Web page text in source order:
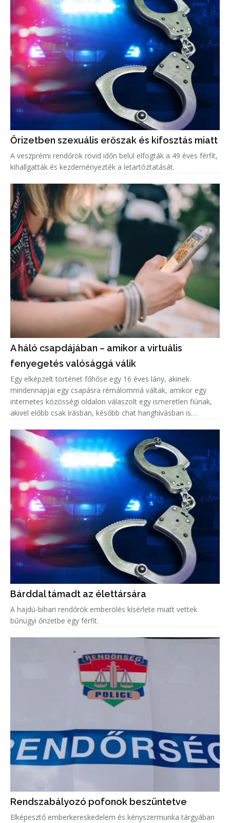
Őrizetben szexuális erőszak és kifosztás miatt
A veszprémi rendőrök rövid időn belül elfogták a 49 éves férfit,
kihallgatták és kezdeményezték a letartóztatását.
A háló csapdájában – amikor a virtuális
fenyegetés valósággá válik
Egy elképzelt történet főhőse egy 16 éves lány, akinek
mindennapjai egy csapásra rémálommá váltak, amikor egy
internetes közösségi oldalon válaszolt egy ismeretlen fiúnak,
akivel előbb csak írásban, később chat hanghívásban is
Bárddal támadt az élettársára
A hajdú-bihari rendőrök emberölés kísérlete miatt vettek
bűnügyi őrizetbe egy férfit.
Rendszabályozó pofonok beszüntetve
Elképesztő emberkereskedelem és kényszermunka tárgyában